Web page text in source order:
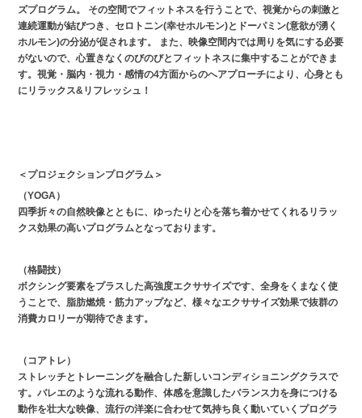
ズプログラム。 その空間でフィットネスを⾏うことで、視覚からの刺激と
連続運動が結びつき、セロトニン(幸せホルモン)とドーパミン(意欲が湧く
ホルモン)の分泌が促されます。 また、映像空間内では周りを気にする必要
がないので、⼼置きなくのびのびとフィットネスに集中することができま
す。視覚・脳内・視⼒・感情の4⽅⾯からのへアプローチにより、⼼⾝とも
にリラックス&リフレッシュ！
＜プロジェクションプログラム＞
（YOGA）
四季折々の自然映像とともに、ゆったりと心を落ち着かせてくれるリラッ
クス効果の高いプログラムとなっております。
（格闘技）
ボクシング要素をプラスした高強度エクササイズです、全身をくまなく使
うことで、脂肪燃焼・筋力アップなど、様々なエクササイズ効果で抜群の
消費カロリーが期待できます。
（コアトレ）
ストレッチとトレーニングを融合した新しいコンディショニングクラスで
す。バレエのような流れる動作、体感を意識したバランス力を身につける
動作を壮大な映像、流行の洋楽に合わせて気持ち良く動いていくプログラ